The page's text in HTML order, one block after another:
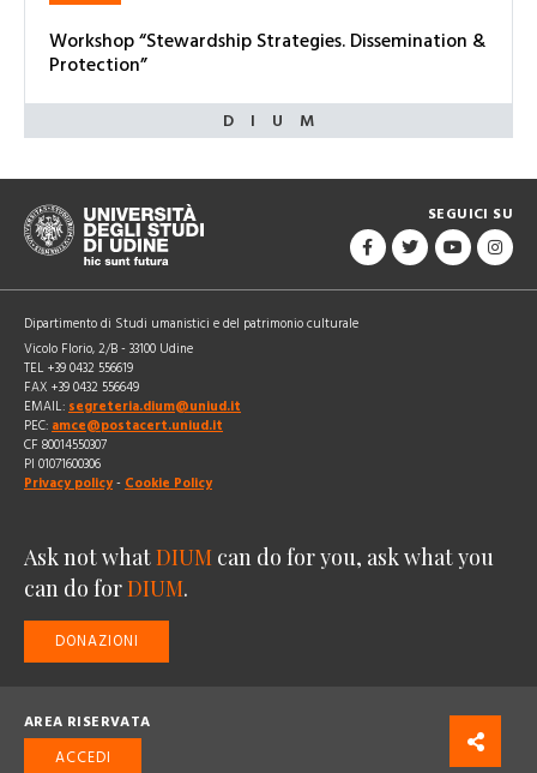
Workshop “Stewardship Strategies. Dissemination &
Protection”
SEGUICI SU
Dipartimento di Studi umanistici e del patrimonio culturale
Vicolo Florio, 2/B - 33100 Udine
TEL +39 0432 556619
FAX +39 0432 556649
EMAIL: segreteria.dium@uniud.it
PEC: amce@postacert.uniud.it
CF 80014550307
PI 01071600306
Privacy policy - Cookie Policy
Ask not whatDIUM can do for you, ask what you
can do forDIUM.
DONAZIONI
AREA RISERVATA
ACCEDI